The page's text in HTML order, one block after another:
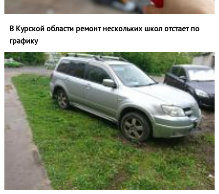
В Курской области ремонт нескольких школ отстает по
графику